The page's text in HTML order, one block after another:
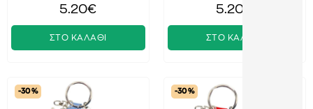
5.20€
ΣΤΟ ΚΑΛΑΘΙ
5.20€
ΣΤΟ ΚΑΛΑΘΙ
-30 % -30 %